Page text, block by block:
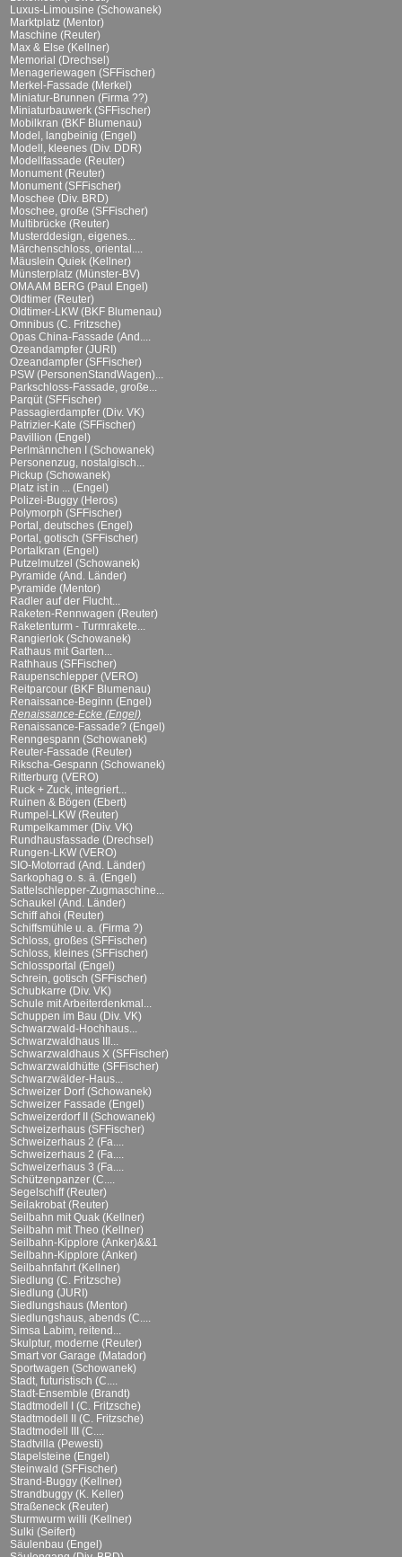
Luxus-Limousine (Schowanek)
Marktplatz (Mentor)
Maschine (Reuter)
Max & Else (Kellner)
Memorial (Drechsel)
Menageriewagen (SFFischer)
Merkel-Fassade (Merkel)
Miniatur-Brunnen (Firma ??)
Miniaturbauwerk (SFFischer)
Mobilkran (BKF Blumenau)
Model, langbeinig (Engel)
Modell, kleenes (Div. DDR)
Modellfassade (Reuter)
Monument (Reuter)
Monument (SFFischer)
Moschee (Div. BRD)
Moschee, große (SFFischer)
Multibrücke (Reuter)
Musterddesign, eigenes...
Märchenschloss, oriental....
Mäuslein Quiek (Kellner)
Münsterplatz (Münster-BV)
OMA AM BERG (Paul Engel)
Oldtimer (Reuter)
Oldtimer-LKW (BKF Blumenau)
Omnibus (C. Fritzsche)
Opas China-Fassade (And....
Ozeandampfer (JURI)
Ozeandampfer (SFFischer)
PSW (PersonenStandWagen)...
Parkschloss-Fassade, große...
Parqüt (SFFischer)
Passagierdampfer (Div. VK)
Patrizier-Kate (SFFischer)
Pavillion (Engel)
Perlmännchen I (Schowanek)
Personenzug, nostalgisch...
Pickup (Schowanek)
Platz ist in ... (Engel)
Polizei-Buggy (Heros)
Polymorph (SFFischer)
Portal, deutsches (Engel)
Portal, gotisch (SFFischer)
Portalkran (Engel)
Putzelmutzel (Schowanek)
Pyramide (And. Länder)
Pyramide (Mentor)
Radler auf der Flucht...
Raketen-Rennwagen (Reuter)
Raketenturm - Turmrakete...
Rangierlok (Schowanek)
Rathaus mit Garten...
Rathhaus (SFFischer)
Raupenschlepper (VERO)
Reitparcour (BKF Blumenau)
Renaissance-Beginn (Engel)
Renaissance-Ecke (Engel)
Renaissance-Fassade? (Engel)
Renngespann (Schowanek)
Reuter-Fassade (Reuter)
Rikscha-Gespann (Schowanek)
Ritterburg (VERO)
Ruck + Zuck, integriert...
Ruinen & Bögen (Ebert)
Rumpel-LKW (Reuter)
Rumpelkammer (Div. VK)
Rundhausfassade (Drechsel)
Rungen-LKW (VERO)
SIO-Motorrad (And. Länder)
Sarkophag o. s. ä. (Engel)
Sattelschlepper-Zugmaschine...
Schaukel (And. Länder)
Schiff ahoi (Reuter)
Schiffsmühle u. a. (Firma ?)
Schloss, großes (SFFischer)
Schloss, kleines (SFFischer)
Schlossportal (Engel)
Schrein, gotisch (SFFischer)
Schubkarre (Div. VK)
Schule mit Arbeiterdenkmal...
Schuppen im Bau (Div. VK)
Schwarzwald-Hochhaus...
Schwarzwaldhaus III...
Schwarzwaldhaus X (SFFischer)
Schwarzwaldhütte (SFFischer)
Schwarzwälder-Haus...
Schweizer Dorf (Schowanek)
Schweizer Fassade (Engel)
Schweizerdorf II (Schowanek)
Schweizerhaus (SFFischer)
Schweizerhaus 2 (Fa....
Schweizerhaus 2 (Fa....
Schweizerhaus 3 (Fa....
Schützenpanzer (C....
Segelschiff (Reuter)
Seilakrobat (Reuter)
Seilbahn mit Quak (Kellner)
Seilbahn mit Theo (Kellner)
Seilbahn-Kipplore (Anker)&&1
Seilbahn-Kipplore (Anker)
Seilbahnfahrt (Kellner)
Siedlung (C. Fritzsche)
Siedlung (JURI)
Siedlungshaus (Mentor)
Siedlungshaus, abends (C....
Simsa Labim, reitend...
Skulptur, moderne (Reuter)
Smart vor Garage (Matador)
Sportwagen (Schowanek)
Stadt, futuristisch (C....
Stadt-Ensemble (Brandt)
Stadtmodell I (C. Fritzsche)
Stadtmodell II (C. Fritzsche)
Stadtmodell III (C....
Stadtvilla (Pewesti)
Stapelsteine (Engel)
Steinwald (SFFischer)
Strand-Buggy (Kellner)
Strandbuggy (K. Keller)
Straßeneck (Reuter)
Sturmwurm willi (Kellner)
Sulki (Seifert)
Säulenbau (Engel)